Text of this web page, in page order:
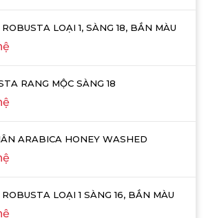
LOẠI 1, SÀNG 18, BẮN MÀU
RANG MỘC SÀNG 18
ARABICA HONEY WASHED
LOẠI 1 SÀNG 16, BẮN MÀU